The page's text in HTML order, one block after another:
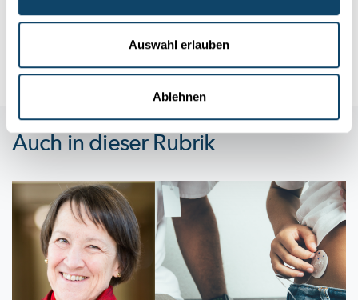
Auswahl erlauben
Ablehnen
das retrograde prozedurale Gedächtnis vonParkinson-
Auch in dieser Rubrik